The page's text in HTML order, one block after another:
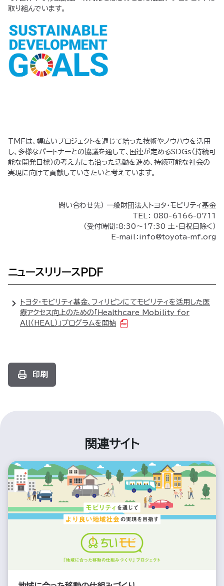
取り組んでいます。
TMFは、幅広いプロジェクトを通じて培った技術やノウハウを活用
し、多様なパートナーとの協議を通して、国連が定めるSDGs（持続可
能な開発目標）の考え方にも沿った活動を進め、持続可能な社会の
実現に向けて貢献していきたいと考えています。
問い合わせ先） 一般財団法人トヨタ・モビリティ基金
TEL： 080-6166-0711
（受付時間：8:30～17:30 土・日祝日除く）
E-mail：info@toyota-mf.org
ニュースリリースPDF
トヨタ・モビリティ基金、フィリピンにてモビリティを活用した医
療アクセス向上のための「Healthcare Mobility for
All（HEAL）」プログラムを開始
印刷
関連サイト